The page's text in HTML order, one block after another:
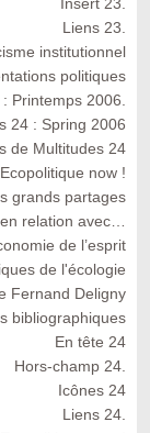
Liens 23.
institutionnel
politiques
Printemps 2006.
24 : Spring 2006
de Multitudes 24
now !
grands partages
relation avec…
de l’esprit
de l'écologie
Fernand Deligny
bibliographiques
En tête 24
Hors-champ 24.
Icônes 24
Liens 24.